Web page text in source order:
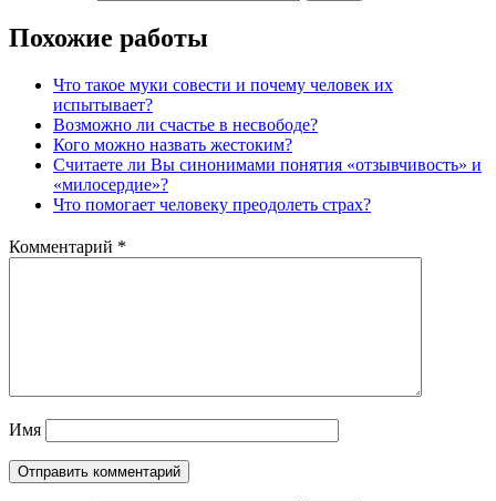
Похожие работы
Что такое муки совести и почему человек их
испытывает?
Возможно ли счастье в несвободе?
Кого можно назвать жестоким?
Считаете ли Вы синонимами понятия «отзывчивость» и
«милосердие»?
Что помогает человеку преодолеть страх?
Комментарий *
Имя